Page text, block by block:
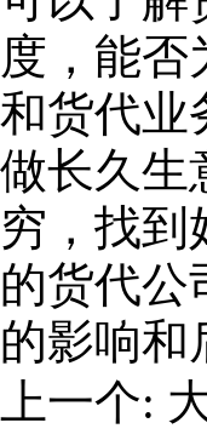
度，能否
和货代业
做长久生
穷，找到
的货代公
的影响和
上一个: